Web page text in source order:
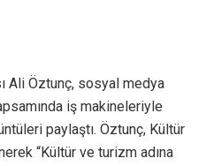
Ali Öztunç, sosyal medya
iş makineleriyle
paylaştı. Öztunç, Kültür
“Kültür ve turizm adına